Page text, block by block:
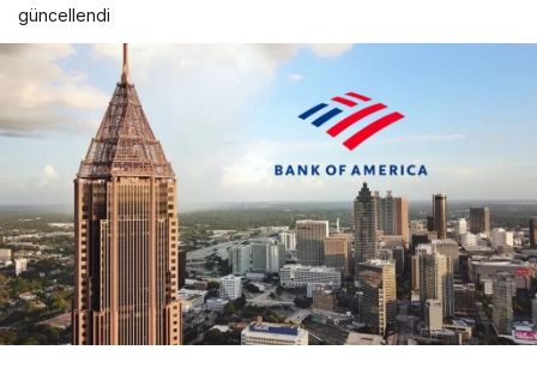
güncellendi